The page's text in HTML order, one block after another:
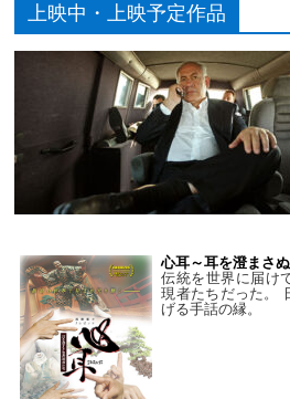
上映中・上映予定作品
心耳～耳を澄まさ
伝統を世界に届け
現者たちだった。
げる手話の縁。